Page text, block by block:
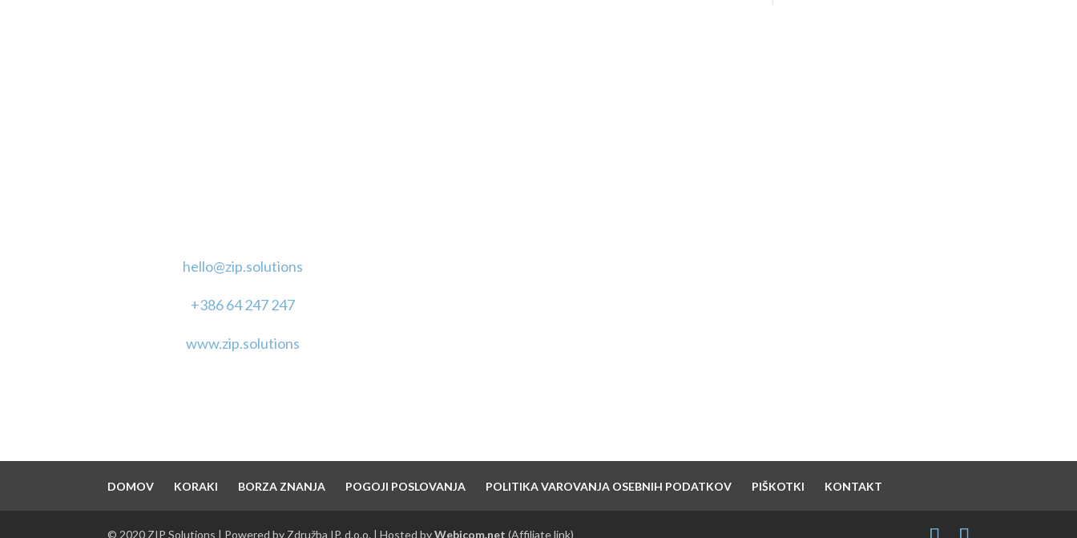
hello@zip.solutions
+386 64 247 247
www.zip.solutions
DOMOV KORAKI BORZA ZNANJA POGOJI POSLOVANJA POLITIKA VAROVANJA OSEBNIH PODATKOV PIŠKOTKI KONTAKT
© 2020 ZIP Solutions | Powered by Združba IP, d.o.o. | Hosted byWebicom.net (Affiliate link)